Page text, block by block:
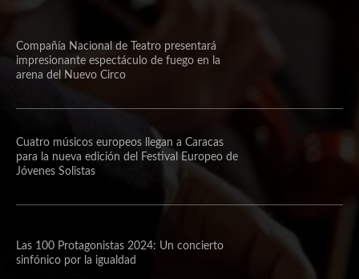
Compañía Nacional de Teatro presentará
impresionante espectáculo de fuego en la
arena del Nuevo Circo
Cuatro músicos europeos llegan a Caracas
para la nueva edición del Festival Europeo de
Jóvenes Solistas
Las 100 Protagonistas 2024: Un concierto
sinfónico por la igualdad